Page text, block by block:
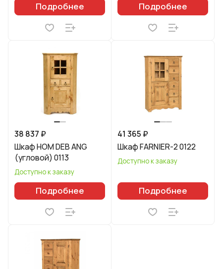
Подробнее Подробнее
38 837 ₽
Шкаф HOM DEB ANG
(угловой) 0113
Доступно к заказу
Подробнее
41 365 ₽
Шкаф FARNIER-2 0122
Доступно к заказу
Подробнее